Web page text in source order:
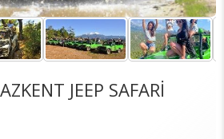
JEEP SAFARİ